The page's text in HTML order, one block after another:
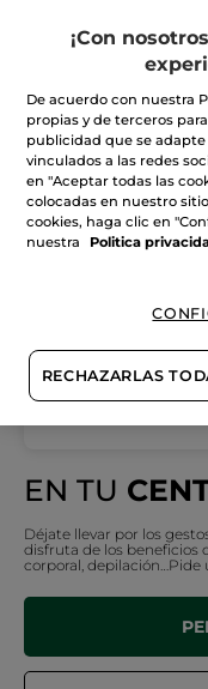
Horario
Lunes
Martes
Sábado
EN TU
Déjate llevar por los
disfruta de los beneficios
corporal, depilación…Pide
¡Con
De acuerdo con nuestra
propias y de terceros
publicidad que se
vinculados a las redes
en "Aceptar todas las
colocadas en nuestro
cookies, haga clic en
nuestra
Politica
RECHAZARLAS